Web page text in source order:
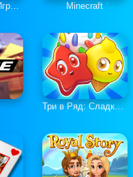
Сабвей Серф Играть Онлайн Minecraft
Три в Ряд: Сладкие Загадки